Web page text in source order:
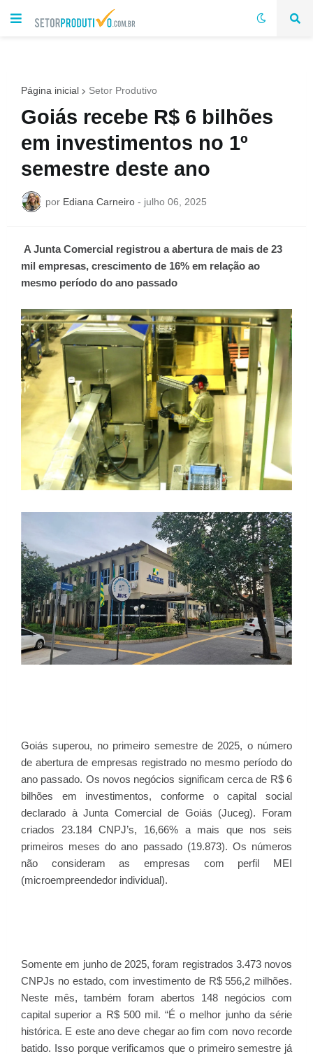
Página inicial Setor Produtivo
Goiás recebe R$ 6 bilhões
em investimentos no 1º
semestre deste ano
por Ediana Carneiro - julho 06, 2025
A Junta Comercial registrou a abertura de mais de 23
mil empresas, crescimento de 16% em relação ao
mesmo período do ano passado
Goiás superou, no primeiro semestre de 2025, o número
de abertura de empresas registrado no mesmo período do
ano passado. Os novos negócios significam cerca de R$ 6
bilhões em investimentos, conforme o capital social
declarado à Junta Comercial de Goiás (Juceg). Foram
criados 23.184 CNPJ’s, 16,66% a mais que nos seis
primeiros meses do ano passado (19.873). Os números
não consideram as empresas com perfil MEI
(microempreendedor individual).
Somente em junho de 2025, foram registrados 3.473 novos
CNPJs no estado, com investimento de R$ 556,2 milhões.
Neste mês, também foram abertos 148 negócios com
capital superior a R$ 500 mil. “É o melhor junho da série
histórica. E este ano deve chegar ao fim com novo recorde
batido. Isso porque verificamos que o primeiro semestre já